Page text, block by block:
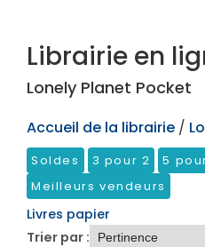
Librairie en
Lonely Planet Pocket
Accueil de la librairie /
Soldes 3 pour 2
5
Meilleurs vendeurs
Livres papier
Trier par :